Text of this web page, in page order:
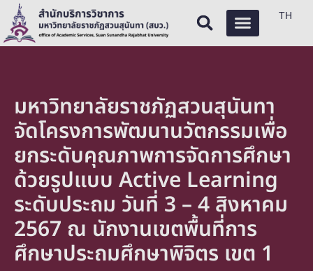
TH
มหาวิทยาลัยราชภัฏสวนสุนันทา
จัดโครงการพัฒนานวัตกรรมเพื่อ
ยกระดับคุณภาพการจัดการศึกษา
ด้วยรูปแบบ Active Learning
ระดับประถม วันที่ 3 – 4 สิงหาคม
2567 ณ นักงานเขตพื้นที่การ
ศึกษาประถมศึกษาพิจิตร เขต 1